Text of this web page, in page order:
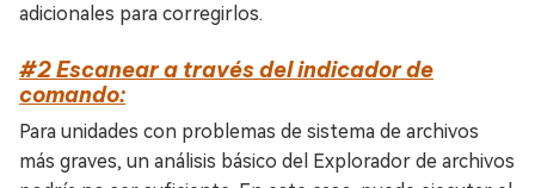
adicionales para corregirlos.
#2 Escanear a través del indicador de
comando:
Para unidades con problemas de sistema de archivos
más graves, un análisis básico del Explorador de archivos